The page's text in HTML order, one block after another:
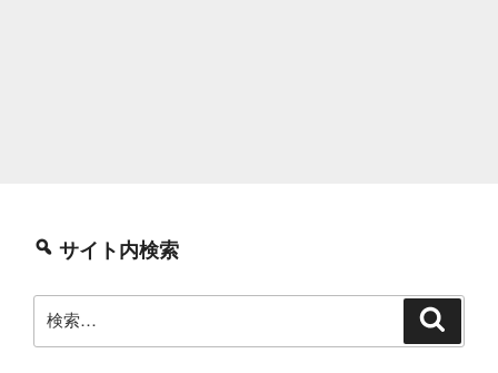
サイト内検索
索: